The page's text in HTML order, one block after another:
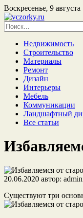
Воскресенье, 9 августа
Найти:
Недвижимость
Строительство
Материалы
Ремонт
Дизайн
Интерьеры
Мебель
Коммуникации
Ландшафтный
Все статьи
20.06.2020 автор:
Существуют три